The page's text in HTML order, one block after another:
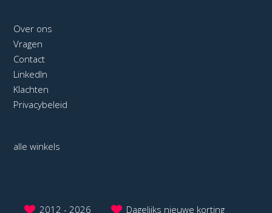
Over ons
Vragen
Contact
LinkedIn
Klachten
Privacybeleid
alle winkels
2012 - 2026 Dagelijks nieuwe korting